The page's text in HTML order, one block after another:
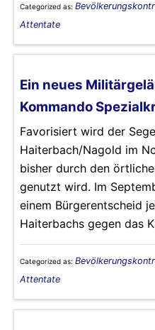
Categorized as:
Attentate
Ein neues
Kommando
Favorisiert wird der
Haiterbach/Nagold im
bisher durch den
genutzt wird. Im
einem Bürgerentscheid
Haiterbachs gegen das
Categorized as:
Attentate